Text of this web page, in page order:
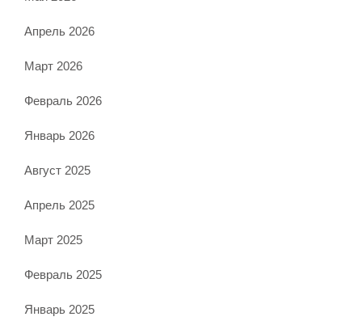
Апрель 2026
Март 2026
Февраль 2026
Январь 2026
Август 2025
Апрель 2025
Март 2025
Февраль 2025
Январь 2025